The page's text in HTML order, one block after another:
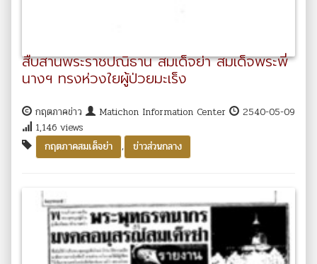
สืบสานพระราชปณิธาน สมเด็จย่า สมเด็จพระพี่
นางฯ ทรงห่วงใยผู้ป่วยมะเร็ง
กฤตภาคข่าว Matichon Information Center
2540-05-09
1,146 views
กฤตภาคสมเด็จย่า
, ข่าวส่วนกลาง